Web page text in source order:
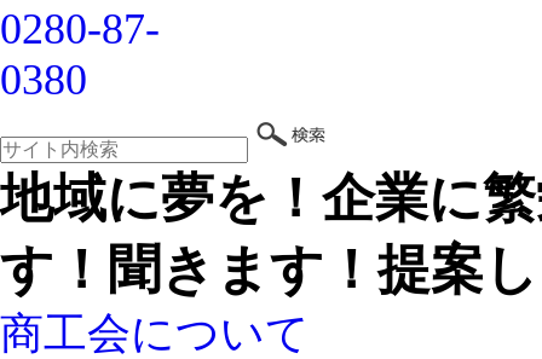
地域に夢を！企業に
す！聞きます！提案
商工会について